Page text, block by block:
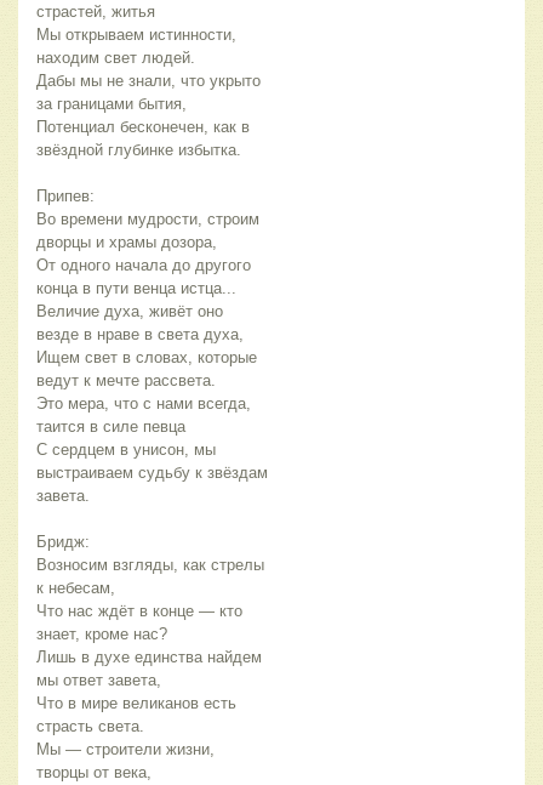
страстей, житья
Мы открываем истинности,
находим свет людей.
Дабы мы не знали, что укрыто
за границами бытия,
Потенциал бесконечен, как в
звёздной глубинке избытка.
Припев:
Во времени мудрости, строим
дворцы и храмы дозора,
От одного начала до другого
конца в пути венца истца...
Величие духа, живёт оно
везде в нраве в света духа,
Ищем свет в словах, которые
ведут к мечте рассвета.
Это мера, что с нами всегда,
таится в силе певца
С сердцем в унисон, мы
выстраиваем судьбу к звёздам
завета.
Бридж:
Возносим взгляды, как стрелы
к небесам,
Что нас ждёт в конце — кто
знает, кроме нас?
Лишь в духе единства найдем
мы ответ завета,
Что в мире великанов есть
страсть света.
Мы — строители жизни,
творцы от века,